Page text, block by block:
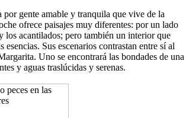
por gente amable y tranquila que vive de la
ofrece paisajes muy diferentes: por un lado
los acantilados; pero también un interior que
esencias. Sus escenarios contrastan entre sí al
Uno se encontrará las bondades de una
y aguas traslúcidas y serenas.